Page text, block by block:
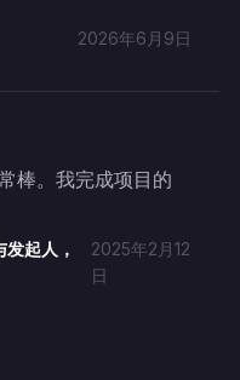
2026年6月9日
棒。我完成项目的
起人，
2025年2月12
日